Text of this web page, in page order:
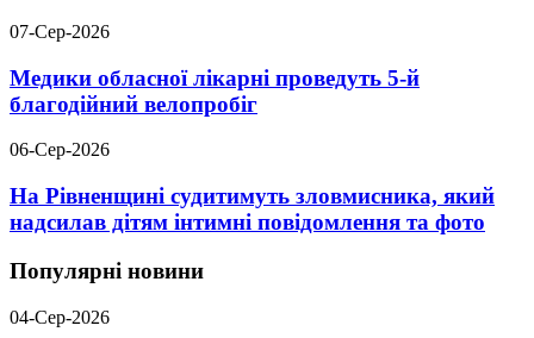
07-Сер-2026
Медики обласної лікарні проведуть 5-й
благодійний велопробіг
06-Сер-2026
На Рівненщині судитимуть зловмисника, який
надсилав дітям інтимні повідомлення та фото
Популярні новини
04-Сер-2026